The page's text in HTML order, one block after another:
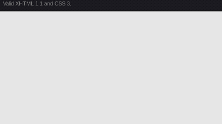
Valid XHTML 1.1 and CSS 3.